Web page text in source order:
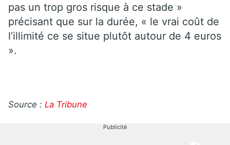
pas un trop gros risque à ce stade »
précisant que sur la durée, « le vrai coût de
l’illimité ce se situe plutôt autour de 4 euros
».
Source : La Tribune
Publicité